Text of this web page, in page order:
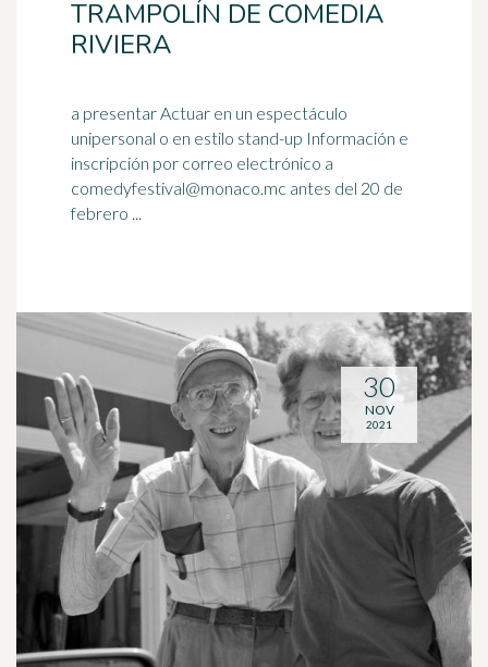
TRAMPOLÍN DE COMEDIA
RIVIERA
a presentar Actuar en un espectáculo
unipersonal o en estilo stand-up Información e
inscripción por correo electrónico a
comedyfestival@monaco.mc antes del 20 de
febrero ...
30
NOV
2021